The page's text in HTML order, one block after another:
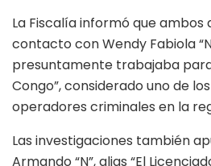
La Fiscalía informó que
contacto con Wendy Fabiola
presuntamente trabajaba para
Congo”, considerado uno de
operadores criminales en la
Las investigaciones también
Armando “N”, alias “El